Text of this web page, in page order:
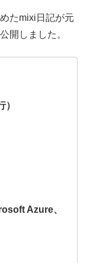
たmixi日記が元
開しました。
Azure、